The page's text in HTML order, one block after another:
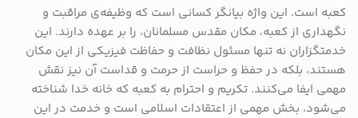
کعبه است. این واژه بیانگر کسانی است که وظیفه‌ی مراقبت و
نگهداری از کعبه، مکان مقدس مسلمانان، را بر عهده دارند. این
خدمتگزاران نه تنها مسئول نظافت و حفاظت فیزیکی از این مکان
هستند، بلکه در حفظ و حراست از حرمت و قداست آن نیز نقش
مهمی ایفا می‌کنند. تکریم و احترام به کعبه که خانه خدا شناخته
می‌شود، بخش مهمی از اعتقادات اسلامی است و خدمت در این